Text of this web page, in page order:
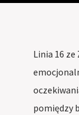
Linia 16
pomiędzy